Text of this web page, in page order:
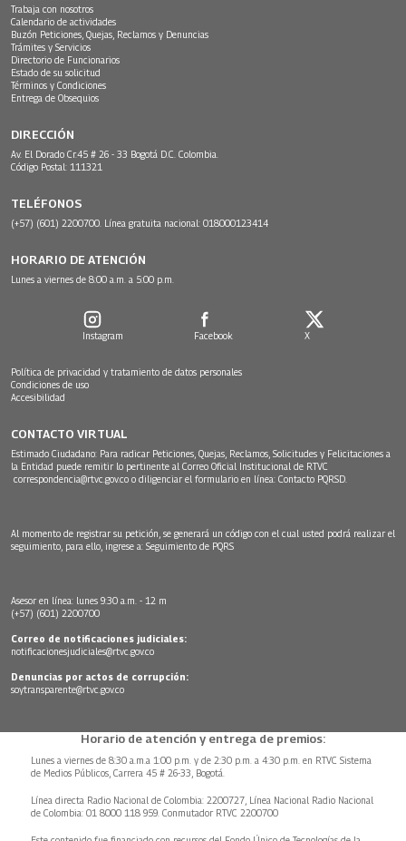
Trabaja con nosotros
Calendario de actividades
Buzón Peticiones, Quejas, Reclamos y Denuncias
Trámites y Servicios
Directorio de Funcionarios
Estado de su solicitud
Términos y Condiciones
Entrega de Obsequios
DIRECCIÓN
Av. El Dorado Cr.45 # 26 - 33 Bogotá D.C. Colombia.
Código Postal: 111321
TELÉFONOS
(+57) (601) 2200700. Línea gratuita nacional: 018000123414
HORARIO DE ATENCIÓN
Lunes a viernes de 8:00 a.m. a 5:00 p.m.
Instagram Facebook X
Política de privacidad y tratamiento de datos personales
Condiciones de uso
Accesibilidad
CONTACTO VIRTUAL
Estimado Ciudadano: Para radicar Peticiones, Quejas, Reclamos, Solicitudes y Felicitaciones a
la Entidad puede remitir lo pertinente al Correo Oficial Institucional de RTVC
correspondencia@rtvc.gov.co o diligenciar el formulario en línea: Contacto PQRSD.
Al momento de registrar su petición, se generará un código con el cual usted podrá realizar el
seguimiento, para ello, ingrese a: Seguimiento de PQRS
Asesor en línea: lunes 9:30 a.m. - 12 m
(+57) (601) 2200700
Correo de notificaciones judiciales:
notificacionesjudiciales@rtvc.gov.co
Denuncias por actos de corrupción:
soytransparente@rtvc.gov.co
Horario de atención y entrega de premios:
Lunes a viernes de 8:30 a.m.a 1:00 p.m. y de 2:30 p.m. a 4:30 p.m. en RTVC Sistema
de Medios Públicos, Carrera 45 # 26-33, Bogotá.
Línea directa Radio Nacional de Colombia: 2200727, Línea Nacional Radio Nacional
de Colombia: 01 8000 118 959. Conmutador RTVC 2200700